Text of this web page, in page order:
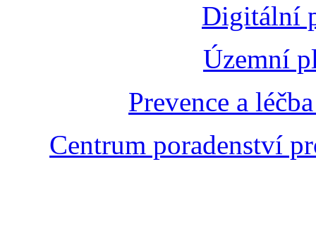
Digitální
Územní
Prevence a
Centrum poradenství